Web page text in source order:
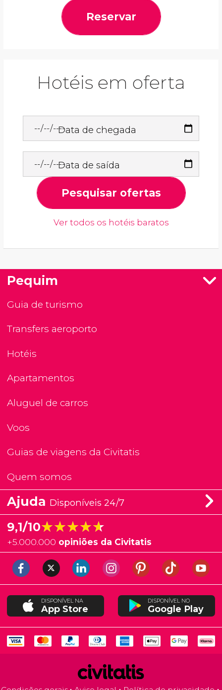
Reservar
Hotéis em oferta
Data de chegada
Data de saída
Pesquisar ofertas
Ver todos os hotéis baratos
Pequim
Guia de turismo
Transfers aeroporto
Hotéis
Apartamentos
Aluguel de carros
Voos
Guias de viagens da Civitatis
Quem somos
Ajuda Disponíveis 24/7
9,1/10★★★★★
★★★★★
+5.000.000 opiniões da Civitatis
DISPONÍVEL NA
App Store
DISPONÍVEL NO
Google Play